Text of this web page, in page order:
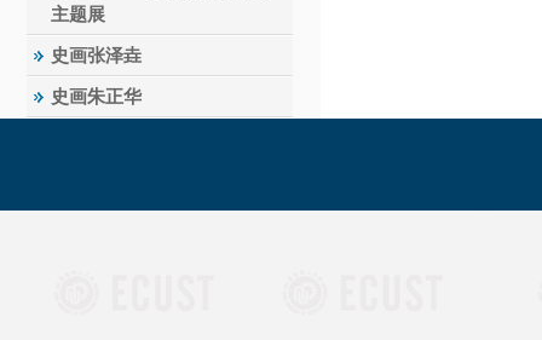
主题展
史画张泽垚
史画朱正华